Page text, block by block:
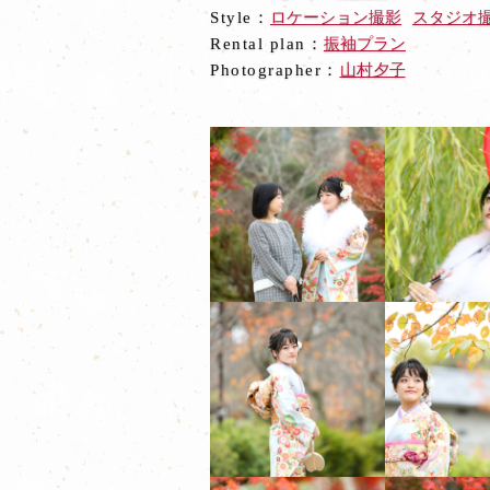
Style： ロケーション撮影
スタジオ
Rental plan： 振袖プラン
Photographer： 山村夕子